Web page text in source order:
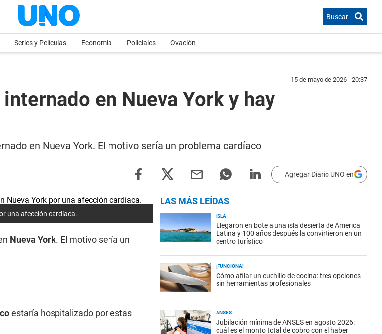
Buscar
Series y Películas Economia Policiales Ovación
15 de mayo de 2026 - 20:37
en Nueva York y hay
en Nueva York. El motivo sería un problema cardíaco
Agregar Diario UNO en
una afección cardíaca.
Nueva York. El motivo sería un
estaría hospitalizado por estas
LAS MÁS LEÍDAS
ISLA
Llegaron en bote a una isla desierta de América
Latina y 100 años después la convirtieron en un
centro turístico
¡FUNCIONA!
Cómo afilar un cuchillo de cocina: tres opciones
sin herramientas profesionales
ANSES
Jubilación mínima de ANSES en agosto 2026:
cuál es el monto total de cobro con el haber